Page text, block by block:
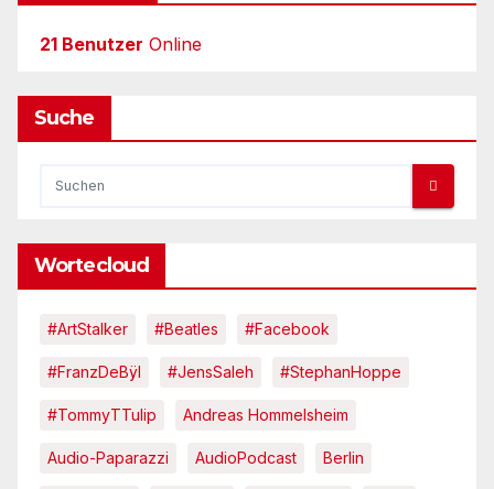
21 Benutzer Online
Suche
Wortecloud
#ArtStalker #Beatles #Facebook
#FranzDeBÿl #JensSaleh #StephanHoppe
#TommyTTulip Andreas Hommelsheim
Audio-Paparazzi AudioPodcast Berlin